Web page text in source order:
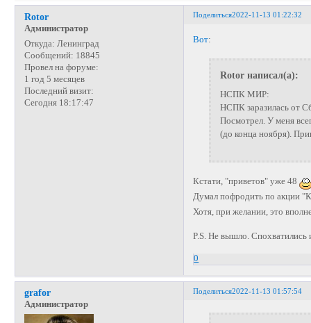
Поделиться2022-11-13 01:22:32
Rotor
Администратор
Откуда: Ленинград
Сообщений: 18845
Провел на форуме:
1 год 5 месяцев
Последний визит:
Сегодня 18:17:47
Вот:
Rotor написал(а):
НСПК МИР:
НСПК заразилась от
Посмотрел. У меня
(до конца ноября).
Кстати, "приветов" уже 48
Думал пофродить по акции
Хотя, при желании, это
P.S. Не вышло. Спохватились
0
Поделиться2022-11-13 01:57:54
grafor
Администратор